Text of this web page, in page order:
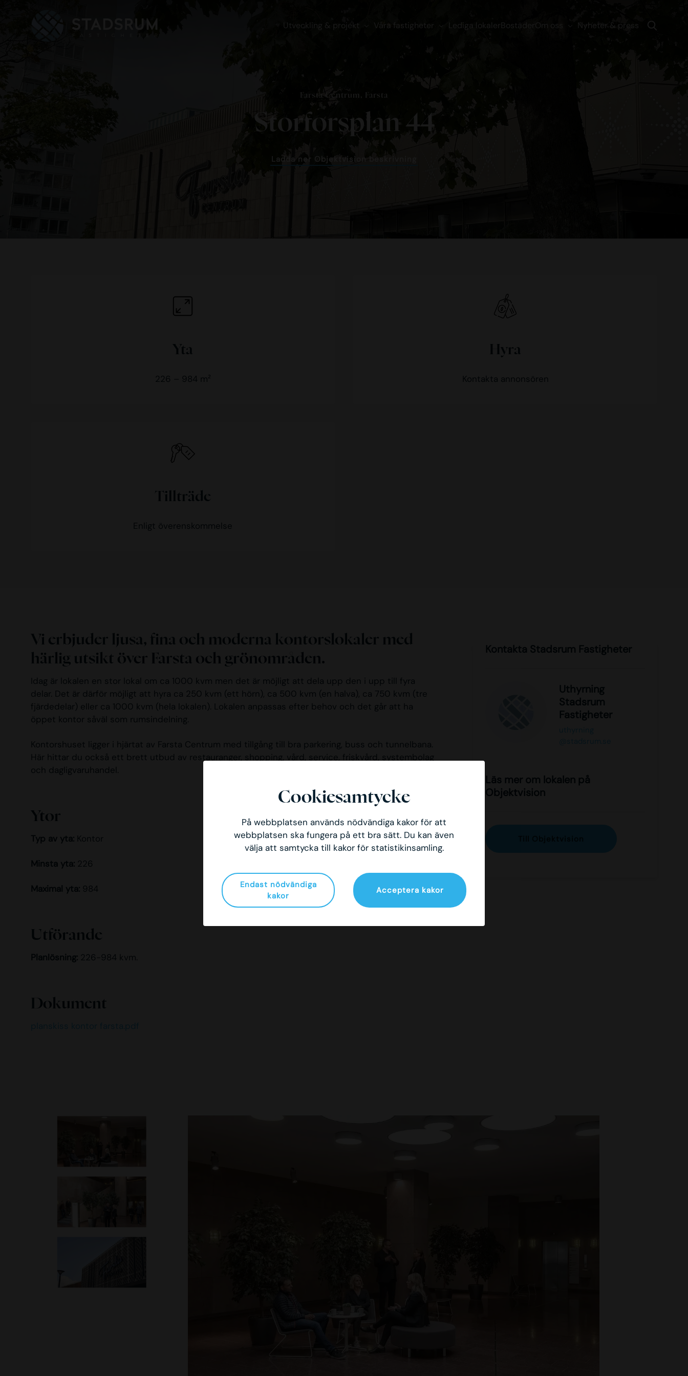
Utveckling & projekt Våra fastigheter Lediga lokalerBostäder Om oss Nyheter & press
Farsta Centrum, Farsta
Storforsplan 44
Ladda ner Objektvision beskrivning
Yta
226 – 984 m²
Hyra
Kontakta annonsören
Tillträde
Enligt överenskommelse
Kontakta Stadsrum Fastigheter
Uthyrning
Stadsrum
Fastigheter
Läs mer om lokalen på
Objektvision
Vi erbjuder ljusa, fina och moderna kontorslokaler med
härlig utsikt över Farsta och grönområden.
Idag är lokalen en stor lokal om ca 1000 kvm men det är möjligt att dela upp den i upp till fyra
delar. Det är därför möjligt att hyra ca 250 kvm (ett hörn), ca 500 kvm (en halva), ca 750 kvm (tre
fjärdedelar) eller ca 1000 kvm (hela lokalen). Lokalen anpassas efter behov och det går att ha
öppet kontor såväl som rumsindelning.
Kontorshuset ligger i hjärtat av Farsta Centrum med tillgång till bra parkering, buss och tunnelbana.
Här hittar du också ett brett utbud av restauranger, shopping, vård, service, friskvård, systembolag
och dagligvaruhandel.
Ytor
Typ av yta: Kontor
Minsta yta: 226
Maximal yta: 984
Utförande
Planlösning: 226-984 kvm.
Dokument
Cookiesamtycke
På webbplatsen används nödvändiga kakor för att
webbplatsen ska fungera på ett bra sätt. Du kan även
välja att samtycka till kakor för statistikinsamling.
Endast nödvändiga
kakor
Acceptera kakor